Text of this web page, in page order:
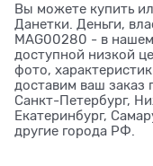
Вы можете купить
Данетки. Деньги,
MAG00280 - в
доступной низкой
фото,
доставим ваш заказ
Санкт-Петербург,
Екатеринбург,
другие города РФ.